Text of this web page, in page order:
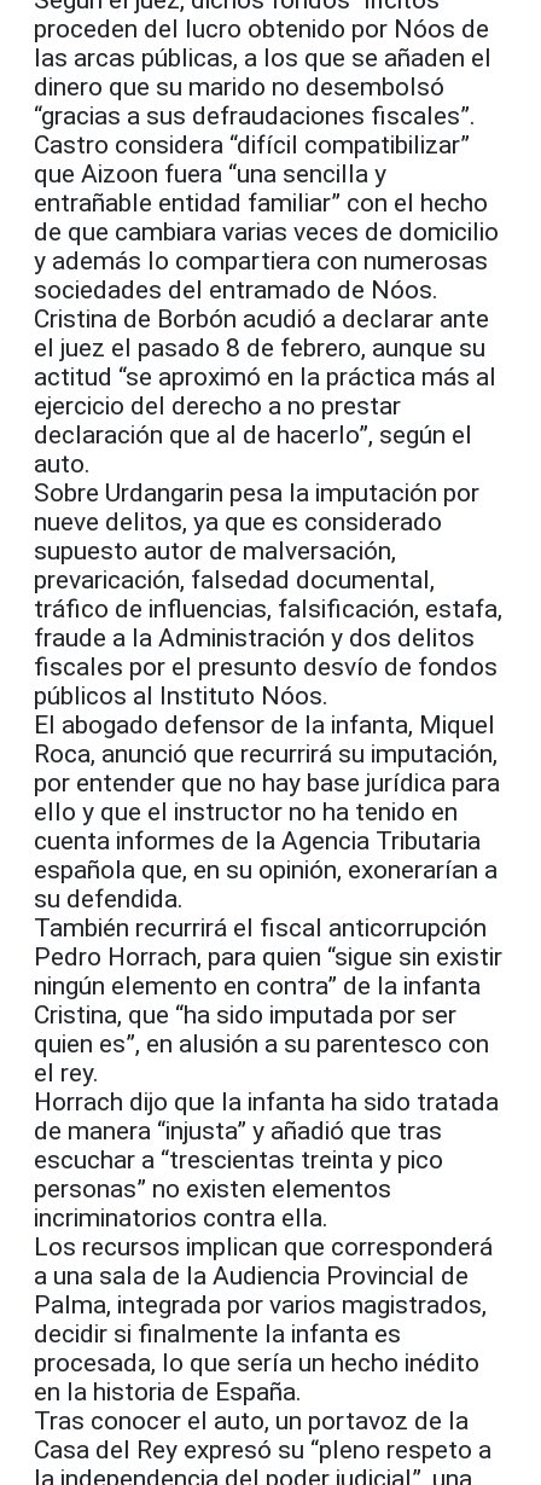
proceden del lucro obtenido por Nóos de
las arcas públicas, a los que se añaden el
dinero que su marido no desembolsó
“gracias a sus defraudaciones fiscales”.
Castro considera “difícil compatibilizar”
que Aizoon fuera “una sencilla y
entrañable entidad familiar” con el hecho
de que cambiara varias veces de domicilio
y además lo compartiera con numerosas
sociedades del entramado de Nóos.
Cristina de Borbón acudió a declarar ante
el juez el pasado 8 de febrero, aunque su
actitud “se aproximó en la práctica más al
ejercicio del derecho a no prestar
declaración que al de hacerlo”, según el
auto.
Sobre Urdangarin pesa la imputación por
nueve delitos, ya que es considerado
supuesto autor de malversación,
prevaricación, falsedad documental,
tráfico de influencias, falsificación, estafa,
fraude a la Administración y dos delitos
fiscales por el presunto desvío de fondos
públicos al Instituto Nóos.
El abogado defensor de la infanta, Miquel
Roca, anunció que recurrirá su imputación,
por entender que no hay base jurídica para
ello y que el instructor no ha tenido en
cuenta informes de la Agencia Tributaria
española que, en su opinión, exonerarían a
su defendida.
También recurrirá el fiscal anticorrupción
Pedro Horrach, para quien “sigue sin existir
ningún elemento en contra” de la infanta
Cristina, que “ha sido imputada por ser
quien es”, en alusión a su parentesco con
el rey.
Horrach dijo que la infanta ha sido tratada
de manera “injusta” y añadió que tras
escuchar a “trescientas treinta y pico
personas” no existen elementos
incriminatorios contra ella.
Los recursos implican que corresponderá
a una sala de la Audiencia Provincial de
Palma, integrada por varios magistrados,
decidir si finalmente la infanta es
procesada, lo que sería un hecho inédito
en la historia de España.
Tras conocer el auto, un portavoz de la
Casa del Rey expresó su “pleno respeto a
la independencia del poder judicial”, una